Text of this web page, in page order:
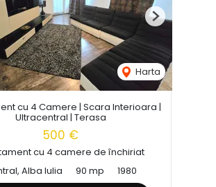
Harta
Next
cu 4 Camere | Scara Interioara |
Ultracentral | Terasa
500 €
cu 4 camere de închiriat
Alba Iulia
90 mp 1980